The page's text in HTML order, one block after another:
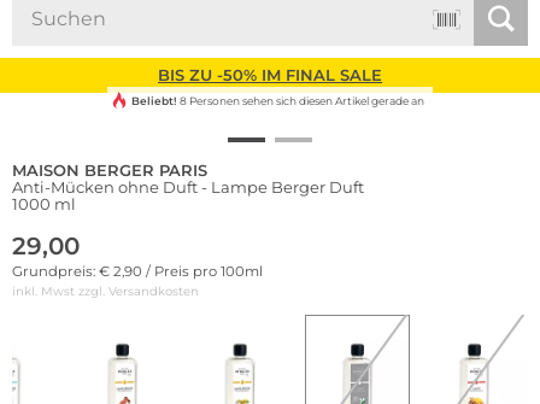
BIS ZU -50% IM FINAL SALE
Beliebt! 8 Personen sehen sich diesen Artikel gerade an
MAISON BERGER PARIS
Anti-Mücken ohne Duft - Lampe Berger Duft
1000 ml
29,00
Grundpreis: € 2,90 / Preis pro 100ml
inkl. Mwst zzgl. Versandkosten